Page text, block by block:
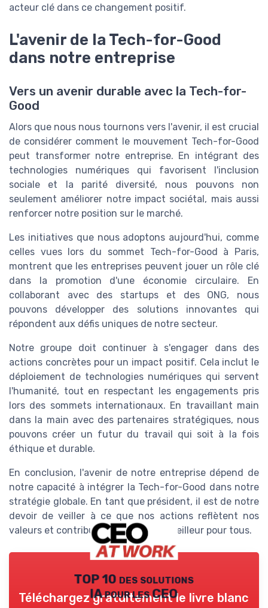
acteur clé dans ce changement positif.
L'avenir de la Tech-for-Good
dans notre entreprise
Vers un avenir durable avec la Tech-for-
Good
Alors que nous nous tournons vers l'avenir, il est crucial
de considérer comment le mouvement Tech-for-Good
peut transformer notre entreprise. En intégrant des
technologies numériques qui favorisent l'inclusion
sociale et la parité diversité, nous pouvons non
seulement améliorer notre impact sociétal, mais aussi
renforcer notre position sur le marché.
Les initiatives que nous adoptons aujourd'hui, comme
celles vues lors du sommet Tech-for-Good à Paris,
montrent que les entreprises peuvent jouer un rôle clé
dans la promotion d'une économie circulaire. En
collaborant avec des startups et des ONG, nous
pouvons développer des solutions innovantes qui
répondent aux défis uniques de notre secteur.
Notre groupe doit continuer à s'engager dans des
actions concrètes pour un impact positif. Cela inclut le
déploiement de technologies numériques qui servent
l'humanité, tout en respectant les engagements pris
lors des sommets internationaux. En travaillant main
dans la main avec des partenaires stratégiques, nous
pouvons créer un futur du travail qui soit à la fois
éthique et durable.
En conclusion, l'avenir de notre entreprise dépend de
notre capacité à intégrer la Tech-for-Good dans notre
stratégie globale. En tant que président, il est de notre
devoir de veiller à ce que nos actions reflètent nos
valeurs et contribuent à un monde meilleur pour tous.
TOP 10 des solutions
IA pour les CEO
Téléchargez gratuitement le livre blanc